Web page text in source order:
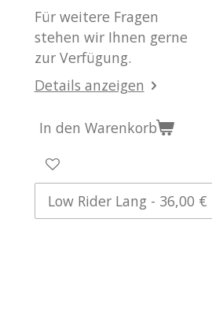
Für weitere Fragen
stehen wir Ihnen gerne
zur Verfügung.
Details anzeigen
In den Warenkorb